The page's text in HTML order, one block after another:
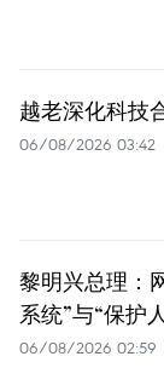
越老深化科技
06/08/2026 03:42
黎明兴总理：
系统”与“保护
06/08/2026 02:59